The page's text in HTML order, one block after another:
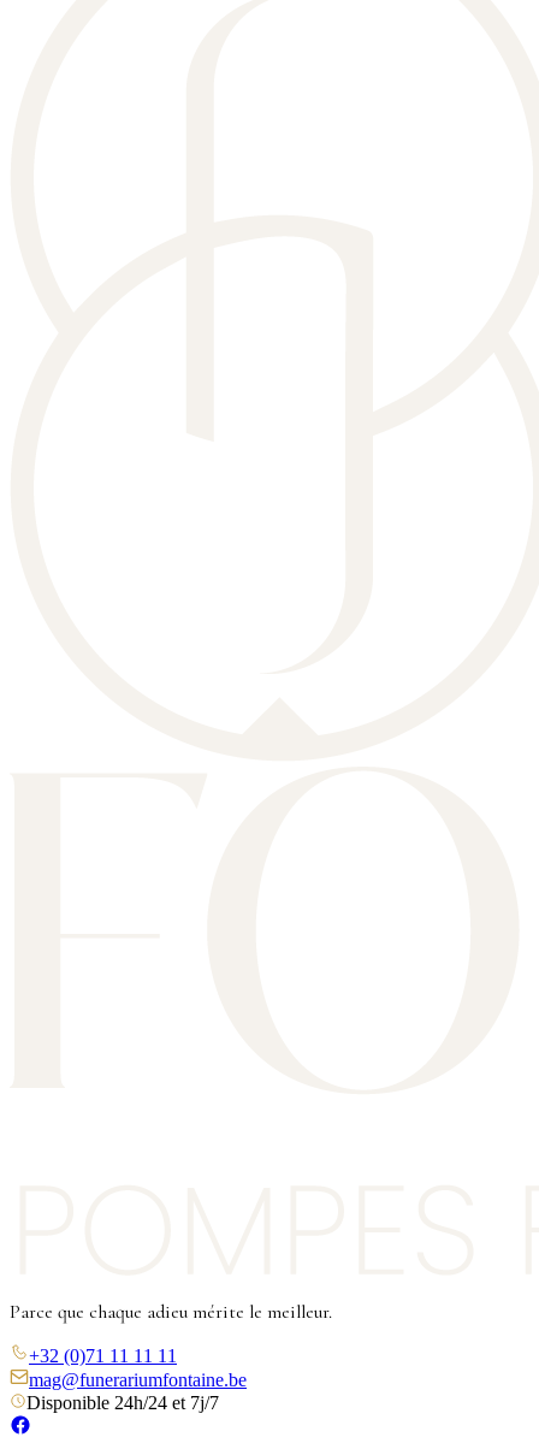
Parce que chaque adieu mérite le meilleur.
+32 (0)71 11 11 11
mag@funerariumfontaine.be
Disponible 24h/24 et 7j/7